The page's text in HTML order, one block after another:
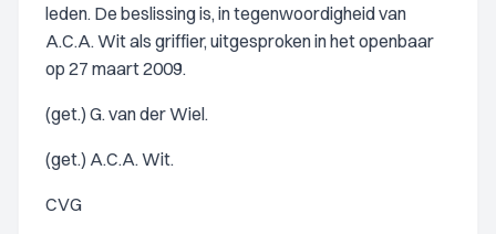
leden. De beslissing is, in tegenwoordigheid van
A.C.A. Wit als griffier, uitgesproken in het openbaar
op 27 maart 2009.
(get.) G. van der Wiel.
(get.) A.C.A. Wit.
CVG